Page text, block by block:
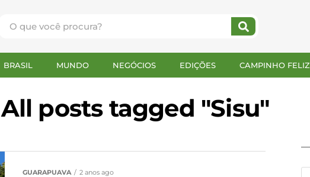
BRASIL MUNDO NEGÓCIOS EDIÇÕES CAMPINHO FELIZ
All posts tagged "Sisu"
GUARAPUAVA 2 anos ago